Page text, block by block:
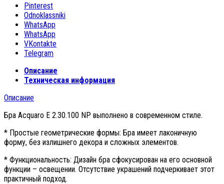
Pinterest
Odnoklassniki
WhatsApp
WhatsApp
VKontakte
Telegram
Описание
Техническая информация
Описание
Бра Acquaro E 2.30.100 NP выполнено в современном стиле.
* Простые геометрические формы: Бра имеет лаконичную
форму, без излишнего декора и сложных элементов.
* Функциональность: Дизайн бра сфокусирован на его основной
функции – освещении. Отсутствие украшений подчеркивает этот
практичный подход.